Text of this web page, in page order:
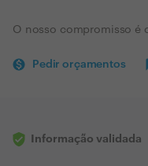
O nosso compromisso é
Pedir orçamentos
Informação validada